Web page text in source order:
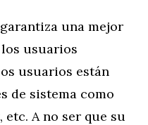
una mejor
usuarios
usuarios están
de sistema como
A no ser que su